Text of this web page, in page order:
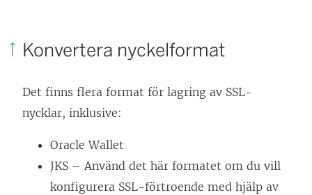
Konvertera nyckelformat
Det finns flera format för lagring av SSL-
nycklar, inklusive:
Oracle Wallet
JKS – Använd det här formatet om du vill
konfigurera SSL-förtroende med hjälp av